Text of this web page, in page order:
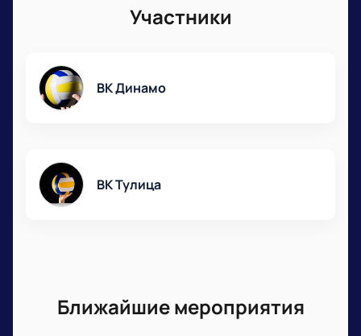
Участники
ВК Динамо
ВК Тулица
Ближайшие мероприятия